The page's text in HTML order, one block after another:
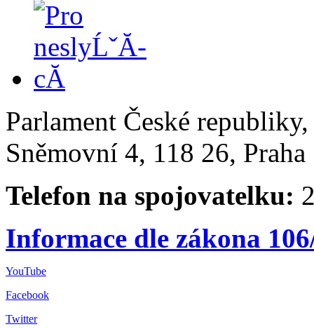
Parlament České
Sněmovní 4, 118 26,
Telefon na spojovatelku:
Informace dle zákona
YouTube
Facebook
Twitter